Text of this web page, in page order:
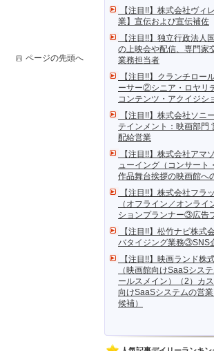
【注目!!】株式会社ヴィ
業】宣伝および宣伝補佐
【注目!!】独立行政法人
の上映会や配信、専門家
業務担当者
【注目!!】クランチロー
ーサー②シニア・ロヤリ
コンテンツ・アクイジシ
【注目!!】株式会社ソニ
テインメント：映画部門
配給営業
【注目!!】株式会社アマ
ューイング（コンサート
作品舞台挨拶の映画館へ
【注目!!】株式会社フラ
（オフライン／オンラ
ションプランナー③広告
【注目!!】松竹ナビ株
バタイジング業務③SNS
【注目!!】映画ランド株
（映画館向けSaaSシス
ールスメイン）（2）カ
向けSaaSシステムの営
候補）
ページの先頭へ